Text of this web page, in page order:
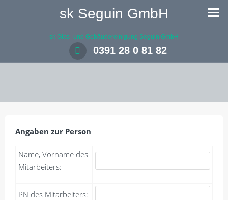
sk Seguin GmbH
sk Glas- und Gebäudereinigung Seguin GmbH
0391 28 0 81 82
Angaben zur Person
Name, Vorname des
Mitarbeiters:
PN des Mitarbeiters: